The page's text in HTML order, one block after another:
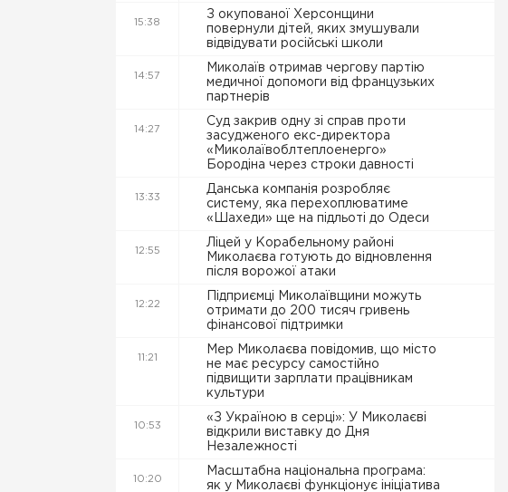
15:38
З окупованої Херсонщини
повернули дітей, яких змушували
відвідувати російські школи
14:57
Миколаїв отримав чергову партію
медичної допомоги від французьких
партнерів
14:27
Суд закрив одну зі справ проти
засудженого екс-директора
«Миколаївоблтеплоенерго»
Бородіна через строки давності
13:33
Данська компанія розробляє
систему, яка перехоплюватиме
«Шахеди» ще на підльоті до Одеси
12:55
Ліцей у Корабельному районі
Миколаєва готують до відновлення
після ворожої атаки
12:22
Підприємці Миколаївщини можуть
отримати до 200 тисяч гривень
фінансової підтримки
11:21
Мер Миколаєва повідомив, що місто
не має ресурсу самостійно
підвищити зарплати працівникам
культури
10:53
«З Україною в серці»: У Миколаєві
відкрили виставку до Дня
Незалежності
10:20
Масштабна національна програма:
як у Миколаєві функціонує ініціатива